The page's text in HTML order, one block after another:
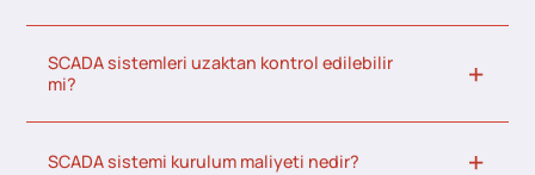
SCADA sistemleri uzaktan kontrol edilebilir
mi?
SCADA sistemi kurulum maliyeti nedir?